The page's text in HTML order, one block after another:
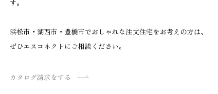
す。
浜松市・湖西市・豊橋市でおしゃれな注文住宅をお考えの方は、
ぜひエスコネクトにご相談ください。
カタログ請求をする